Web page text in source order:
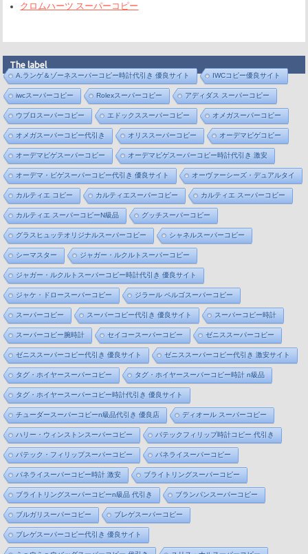
クロムハーツ スーパーコピー
The label
A.ランゲ＆ゾーネスーパーコピー時計代引き 優良サイト IWCコピー優良サイト
iwcスーパーコピー Rolexスーパーコピー アディダス スーパーコピー
ウブロスーパーコピー エドックススーパーコピー オメガスーパーコピー
オメガスーパーコピー代引き オリススーパーコピー オーデマピゲコピー
オーデマピゲスーパーコピー オーデマピゲスーパーコピー時計代引き 激安
オーデマ・ピゲスーパーコピー代引き 優良サイト オーヴァーシーズ・デュアルタイ
カルティエ コピー カルティエスーパーコピー カルティエ スーパーコピー
カルティエ スーパーコピーN級品 グッチスーパーコピー
グラスヒュッテオリジナルスーパーコピー シャネルスーパーコピー
シーマスター ジャガー・ルクルトスーパーコピー
ジャガー・ルクルトスーパーコピー時計代引き 優良サイト
ジャケ・ドロースーパーコピー ジラール ペルゴスーパーコピー
スーパーコピー スーパーコピー代引き 優良サイト スーパーコピー時計
スーパーコピー腕時計 セイコースーパーコピー ゼニススーパーコピー
ゼニススーパーコピー代引き 優良サイト ゼニススーパーコピー代引き 激安サイト
タグ・ホイヤースーパーコピー タグ・ホイヤースーパーコピー時計 n級品
タグ・ホイヤースーパーコピー時計代引き 優良サイト
チューダースーパーコピーn級品代引き 優良店 ディオール スーパーコピー
ハリー・ウィンストンスーパーコピー パテックフィリップ時計コピー 代引き
パテック・フィリップスーパーコピー パネライスーパーコピー
パネライスーパーコピー時計 激安 ブライトリングスーパーコピー
ブライトリングスーパーコピーn級品 代引き ブランパンスーパーコピー
ブルガリスーパーコピー ブレゲスーパーコピー
ブレゲスーパーコピー代引き 優良サイト